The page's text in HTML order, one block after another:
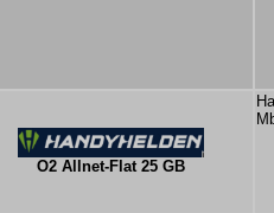
O2 Allnet-Flat 25 GB